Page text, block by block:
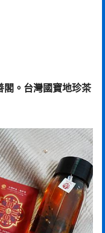
閣。台灣國寶地珍茶